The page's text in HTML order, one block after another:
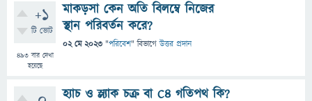
+1
টি ভোট
493বার দেখা
হয়েছে
মাকড়সা কেন অতি বিলম্বে নিজের
স্থান পরিবর্তন করে?
02 মে 2023 "পরিবেশ" বিভাগে উত্তর প্রদান
হ্যাচ ও স্ল্যাক চক্র বা C4 গতিপথ কি?